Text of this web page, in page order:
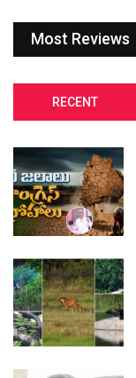
Most Reviews
RECENT